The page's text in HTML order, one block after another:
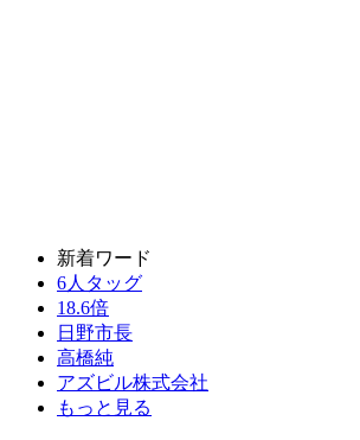
新着ワード
6人タッグ
18.6倍
日野市長
高橋純
アズビル株式会社
もっと見る